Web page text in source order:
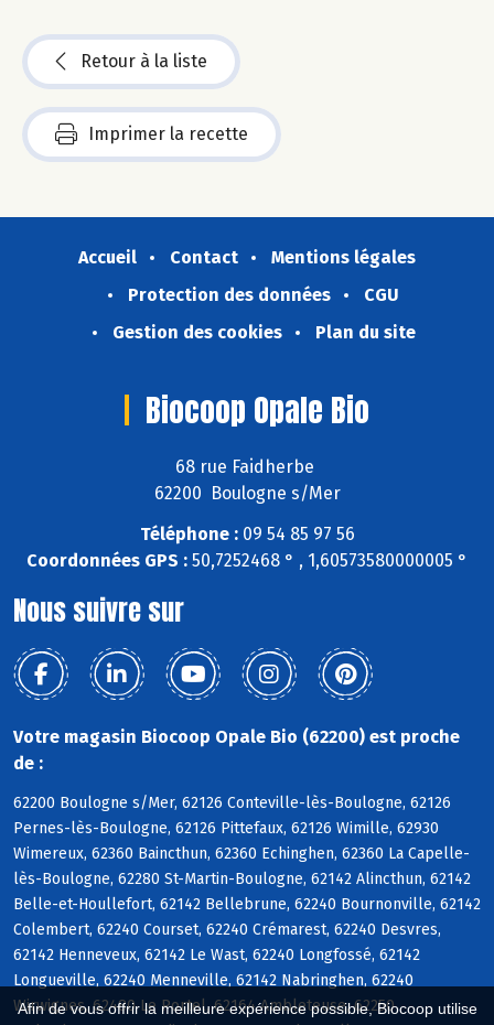
Afin de vous offrir la meilleure expérience possible, Biocoop utilise
Retour à la liste
Imprimer la recette
Accueil Contact
Mentions légales
Protection des données
CGU
Gestion des cookies
Plan du site
Biocoop Opale Bio
68 rue Faidherbe
62200 Boulogne s/Mer
Téléphone :09 54 85 97 56
Coordonnées GPS : 50,7252468 ° , 1,60573580000005 °
Nous suivre sur
Votre magasin Biocoop Opale Bio (62200) est proche
de :
62200 Boulogne s/Mer, 62126 Conteville-lès-Boulogne, 62126
Pernes-lès-Boulogne, 62126 Pittefaux, 62126 Wimille, 62930
Wimereux, 62360 Baincthun, 62360 Echinghen, 62360 La Capelle-
lès-Boulogne, 62280 St-Martin-Boulogne, 62142 Alincthun, 62142
Belle-et-Houllefort, 62142 Bellebrune, 62240 Bournonville, 62142
Colembert, 62240 Courset, 62240 Crémarest, 62240 Desvres,
62142 Henneveux, 62142 Le Wast, 62240 Longfossé, 62142
Longueville, 62240 Menneville, 62142 Nabringhen, 62240
Wirwignes, 62480 Le Portel, 62164 Ambleteuse, 62250